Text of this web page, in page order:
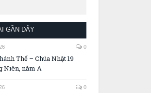
GẦN ĐÂY
0
Thể – Chúa Nhật 19
Niên, năm A
0